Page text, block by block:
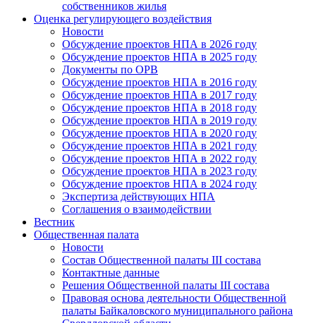
собственников жилья
Оценка регулирующего воздействия
Новости
Обсуждение проектов НПА в 2026 году
Обсуждение проектов НПА в 2025 году
Документы по ОРВ
Обсуждение проектов НПА в 2016 году
Обсуждение проектов НПА в 2017 году
Обсуждение проектов НПА в 2018 году
Обсуждение проектов НПА в 2019 году
Обсуждение проектов НПА в 2020 году
Обсуждение проектов НПА в 2021 году
Обсуждение проектов НПА в 2022 году
Обсуждение проектов НПА в 2023 году
Обсуждение проектов НПА в 2024 году
Экспертиза действующих НПА
Соглашения о взаимодействии
Вестник
Общественная палата
Новости
Состав Общественной палаты III состава
Контактные данные
Решения Общественной палаты III состава
Правовая основа деятельности Общественной
палаты Байкаловского муниципального района